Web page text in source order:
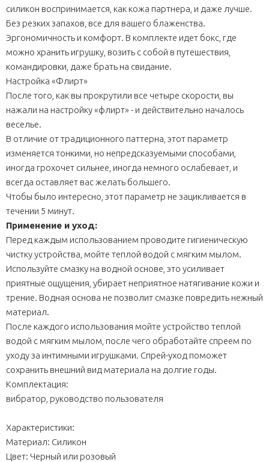
силикон воспринимается, как кожа партнера, и даже лучше.
Без резких запахов, все для вашего блаженства.
Эргономичность и комфорт. В комплекте идет бокс, где
можно хранить игрушку, возить с собой в путешествия,
командировки, даже брать на свидание.
Настройка «Флирт»
После того, как вы прокрутили все четыре скорости, вы
нажали на настройку «флирт» - и действительно началось
веселье.
В отличие от традиционного паттерна, этот параметр
изменяется тонкими, но непредсказуемыми способами,
иногда грохочет сильнее, иногда немного ослабевает, и
всегда оставляет вас желать большего.
Чтобы было интересно, этот параметр не зацикливается в
течении 5 минут.
Применение и уход:
Перед каждым использованием проводите гигиеническую
чистку устройства, мойте теплой водой с мягким мылом.
Используйте смазку на водной основе, это усиливает
приятные ощущения, убирает неприятное натягивание кожи и
трение. Водная основа не позволит смазке повредить нежный
материал.
После каждого использования мойте устройство теплой
водой с мягким мылом, после чего обработайте спреем по
уходу за интимными игрушками. Спрей-уход поможет
сохранить внешний вид материала на долгие годы.
Комплектация:
вибратор, руководство пользователя
Характеристики:
Материал: Силикон
Цвет: Черный или розовый